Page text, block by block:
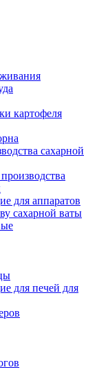
картофеля
сахарной
для аппаратов
сахарной ваты
для печей для